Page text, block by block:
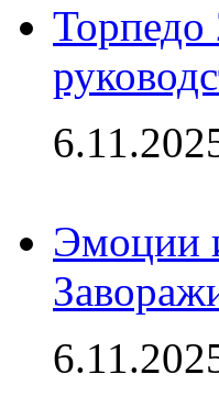
Эмоции